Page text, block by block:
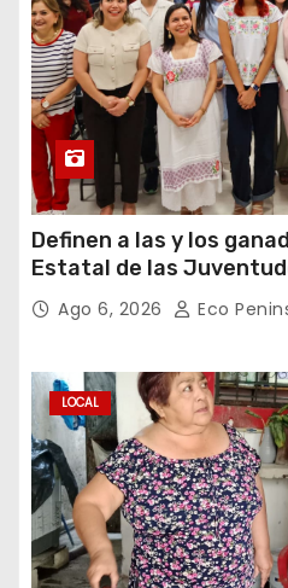
Definen a las y los
Estatal de las
Ago 6, 2026 Eco
LOCAL